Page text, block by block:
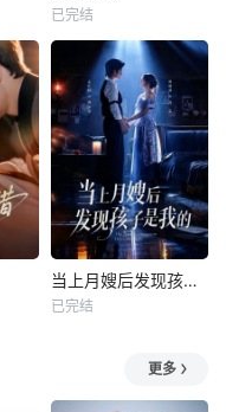
已完结
当上月嫂后发现孩子是我的
已完结
更多